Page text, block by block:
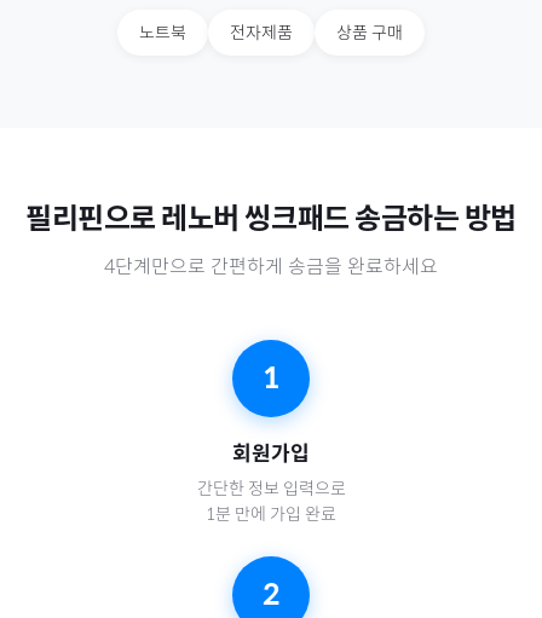
노트북 전자제품 상품 구매
필리핀으로 레노버 씽크패드 송금하는 방법
4단계만으로 간편하게 송금을 완료하세요
1
회원가입
간단한 정보 입력으로
1분 만에 가입 완료
2